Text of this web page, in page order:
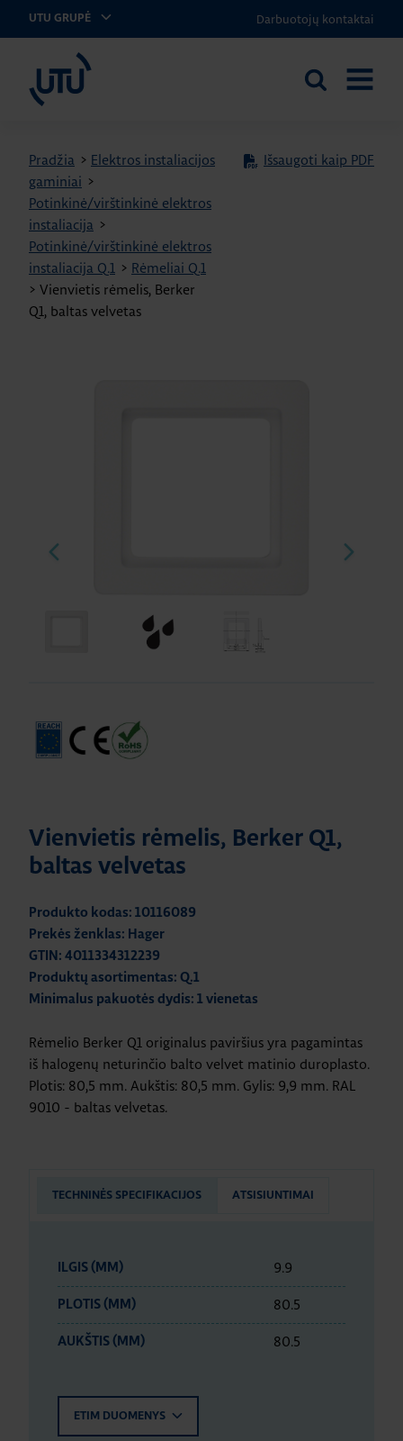
UTU GRUPĖ Darbuotojų kontaktai
UTU Lithuania
Ieškoti
Pradžia > Elektros instaliacijos
gaminiai >
Potinkinė/virštinkinė elektros
instaliacija >
Potinkinė/virštinkinė elektros
instaliacija Q.1 > Rėmeliai Q.1
> Vienvietis rėmelis, Berker
Q1, baltas velvetas
Išsaugoti kaip PDF
Vienvietis rėmelis, Berker Q1,
baltas velvetas
Produkto kodas: 10116089
Prekės ženklas: Hager
GTIN: 4011334312239
Produktų asortimentas: Q.1
Minimalus pakuotės dydis: 1 vienetas
Rėmelio Berker Q1 originalus paviršius yra pagamintas
iš halogenų neturinčio balto velvet matinio duroplasto.
Plotis: 80,5 mm. Aukštis: 80,5 mm. Gylis: 9,9 mm. RAL
9010 - baltas velvetas.
TECHNINĖS SPECIFIKACIJOS ATSISIUNTIMAI
ILGIS (MM) 9.9
PLOTIS (MM) 80.5
AUKŠTIS (MM) 80.5
ETIM DUOMENYS